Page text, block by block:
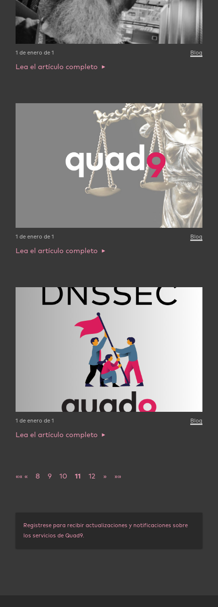
1 de enero de 1 Blog
Lea el artículo completo
1 de enero de 1 Blog
Lea el artículo completo
1 de enero de 1 Blog
Lea el artículo completo
«« « 8 9 10 11 12 » »»
Regístrese para recibir actualizaciones y notificaciones sobre
los servicios de Quad9.